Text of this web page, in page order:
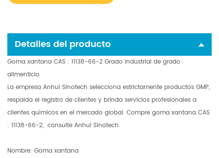
Detalles del producto
Goma xantana CAS : 11138-66-2 Grado industrial de grado
alimenticio
La empresa Anhui Sinotech selecciona estrictamente productos GMP,
respalda el registro de clientes y brinda servicios profesionales a
clientes químicos en el mercado global. Compre goma xantana CAS
: 11138-66-2, consulte Anhui Sinotech.
Nombre: Goma xantana